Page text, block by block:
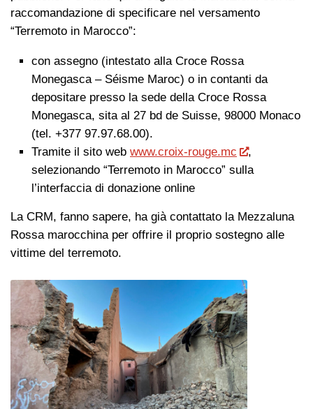
raccomandazione di specificare nel versamento
“Terremoto in Marocco”:
con assegno (intestato alla Croce Rossa
Monegasca – Séisme Maroc) o in contanti da
depositare presso la sede della Croce Rossa
Monegasca, sita al 27 bd de Suisse, 98000 Monaco
(tel. +377 97.97.68.00).
Tramite il sito web www.croix-rouge.mc
,
selezionando “Terremoto in Marocco” sulla
l’interfaccia di donazione online
La CRM, fanno sapere, ha già contattato la Mezzaluna
Rossa marocchina per offrire il proprio sostegno alle
vittime del terremoto.